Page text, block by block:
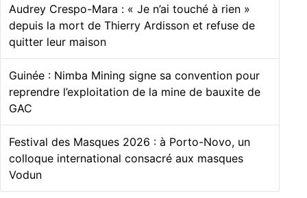
Audrey Crespo-Mara : « Je n’ai touché à rien »
depuis la mort de Thierry Ardisson et refuse de
quitter leur maison
Guinée : Nimba Mining signe sa convention pour
reprendre l’exploitation de la mine de bauxite de
GAC
Festival des Masques 2026 : à Porto-Novo, un
colloque international consacré aux masques
Vodun